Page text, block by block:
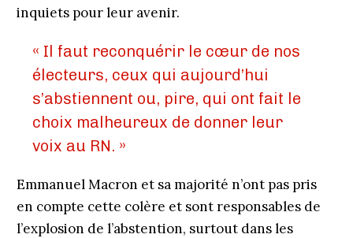
inquiets pour leur avenir.
« Il faut reconquérir le cœur de nos
électeurs, ceux qui aujourd’hui
s’abstiennent ou, pire, qui ont fait le
choix malheureux de donner leur
voix au RN. »
Emmanuel Macron et sa majorité n’ont pas pris
en compte cette colère et sont responsables de
l’explosion de l’abstention, surtout dans les